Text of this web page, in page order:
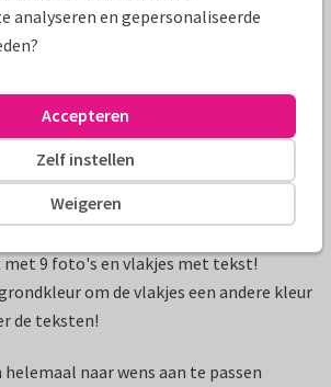
met 9 foto's en vlakjes met tekst!
om de vlakjes een andere kleur
de teksten!
naar wens aan te passen
analyseren en gepersonaliseerde
Weigeren
Zelf instellen
Accepteren